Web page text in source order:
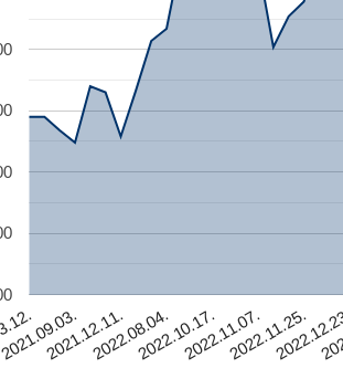
2021.12.11.2022.08.04.2022.10.17.2022.11.07.2022.11.25.